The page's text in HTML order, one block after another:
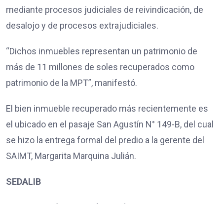
mediante procesos judiciales de reivindicación, de
desalojo y de procesos extrajudiciales.
“Dichos inmuebles representan un patrimonio de
más de 11 millones de soles recuperados como
patrimonio de la MPT”, manifestó.
El bien inmueble recuperado más recientemente es
el ubicado en el pasaje San Agustín N° 149-B, del cual
se hizo la entrega formal del predio a la gerente del
SAIMT, Margarita Marquina Julián.
SEDALIB